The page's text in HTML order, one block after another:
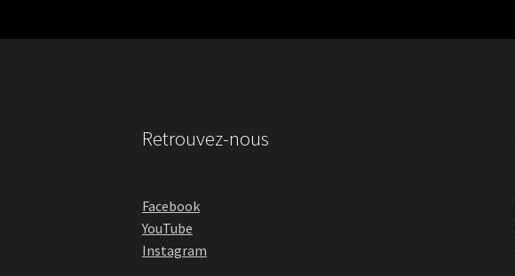
Retrouvez-nous
Facebook
YouTube
Instagram